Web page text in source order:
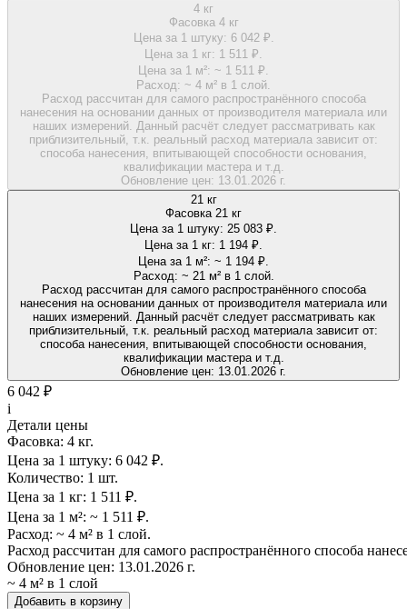
4 кг
Фасовка 4 кг
Цена за 1 штуку: 6 042 ₽.
Цена за 1 кг: 1 511 ₽.
Цена за 1 м²: ~ 1 511 ₽.
Расход: ~ 4 м² в 1 слой.
Расход рассчитан для самого распространённого способа
нанесения на основании данных от производителя материала или
наших измерений. Данный расчёт следует рассматривать как
приблизительный, т.к. реальный расход материала зависит от:
способа нанесения, впитывающей способности основания,
квалификации мастера и т.д.
Обновление цен: 13.01.2026 г.
21 кг
Фасовка 21 кг
Цена за 1 штуку: 25 083 ₽.
Цена за 1 кг: 1 194 ₽.
Цена за 1 м²: ~ 1 194 ₽.
Расход: ~ 21 м² в 1 слой.
Расход рассчитан для самого распространённого способа
нанесения на основании данных от производителя материала или
наших измерений. Данный расчёт следует рассматривать как
приблизительный, т.к. реальный расход материала зависит от:
способа нанесения, впитывающей способности основания,
квалификации мастера и т.д.
Обновление цен: 13.01.2026 г.
6 042 ₽
i
Детали цены
Фасовка: 4 кг.
Цена за 1 штуку: 6 042 ₽.
Количество: 1 шт.
Цена за 1 кг: 1 511 ₽.
Цена за 1 м²: ~ 1 511 ₽.
Расход: ~ 4 м² в 1 слой.
Расход рассчитан для самого распространённого способа
Обновление цен: 13.01.2026 г.
~ 4 м² в 1 слой
Добавить в корзину